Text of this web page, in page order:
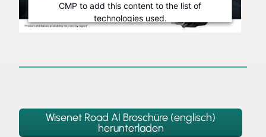
CMP to add this content to the list of
technologies used.
Powered byUsercentrics Consent Management Platform
Wisenet Road AI Broschüre (englisch)
herunterladen